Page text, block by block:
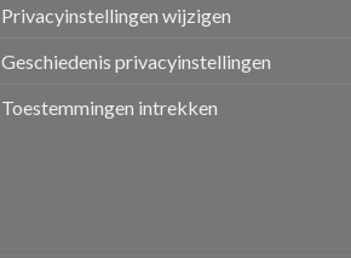
Privacyinstellingen wijzigen
Geschiedenis privacyinstellingen
Toestemmingen intrekken